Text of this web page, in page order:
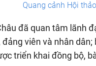
Quang cảnh Hội
đã quan tâm lãnh
viên và nhân
triển khai đồng bộ,